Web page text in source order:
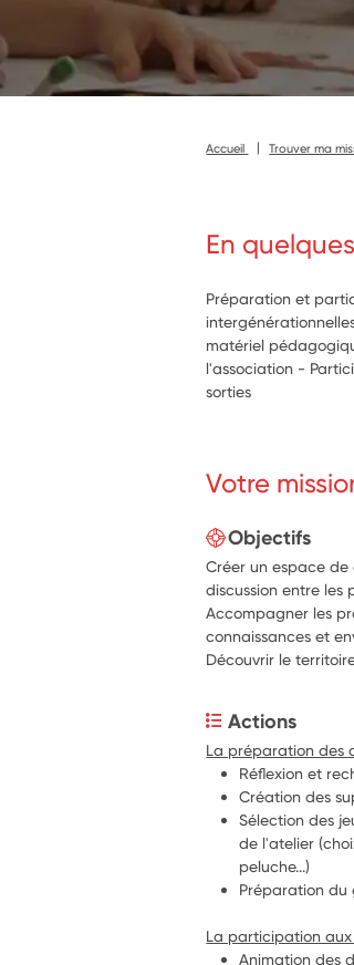
Accueil Trouver ma
En
Préparation et
matériel
l'association -
sorties
Votre
Objectifs
Créer un espace
discussion entre les
Accompagner les
connaissances et
Découvrir le
Actions
La préparation des
Réflexion et
Création des
Sélection des
de l'atelier
peluche...)
Préparation du
La participation aux
Animation des